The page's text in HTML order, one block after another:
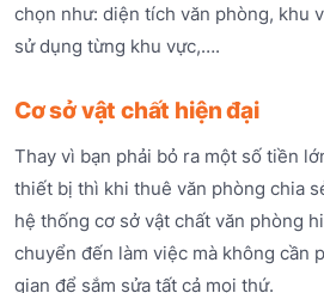
chọn như: diện tích văn phòng, khu
sử dụng từng khu vực,….
Cơ sở vật chất hiện đại
Thay vì bạn phải bỏ ra một số tiền
thiết bị thì khi thuê văn phòng chia
hệ thống cơ sở vật chất văn phòng
chuyển đến làm việc mà không cần
gian để sắm sửa tất cả mọi thứ.